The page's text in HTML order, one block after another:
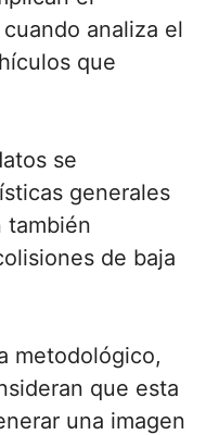
analiza el
que
se
generales
también
de baja
metodológico,
que esta
una imagen